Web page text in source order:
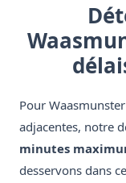
Pour
adjacentes, notre
minutes
desservons dans